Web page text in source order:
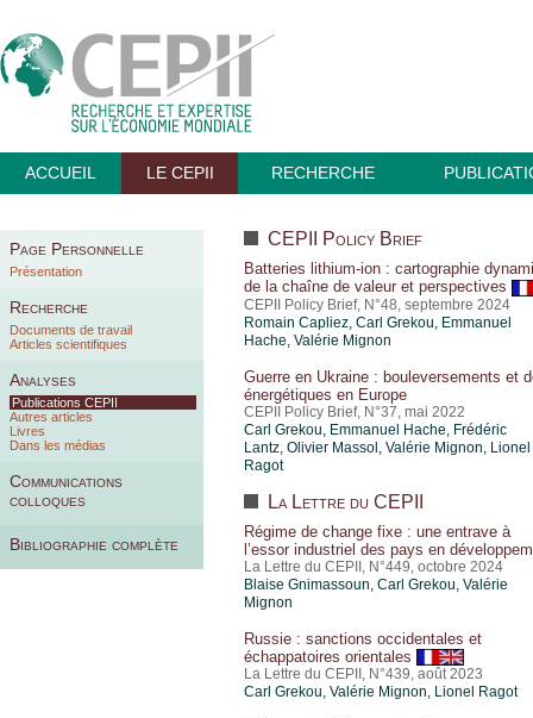
ACCUEIL LE CEPII RECHERCHE
Page Personnelle
Présentation
Recherche
Documents de travail
Articles scientifiques
Analyses
Publications CEPII
Autres articles
Livres
Dans les médias
Communications
colloques
Bibliographie complète
CEPII Policy Brief
Batteries lithium-ion : cartographie
de la chaîne de valeur et perspectives
CEPII Policy Brief, N°48, septembre 2024
Romain Capliez, Carl Grekou , Emmanuel
Hache, Valérie Mignon
Guerre en Ukraine : bouleversements et
énergétiques en Europe
CEPII Policy Brief, N°37, mai 2022
Carl Grekou , Emmanuel Hache, Frédéric
Lantz, Olivier Massol, Valérie Mignon Lionel
Ragot
La Lettre du CEPII
Régime de change fixe : une entrave à
l’essor industriel des pays en
La Lettre du CEPII, N°449, octobre 2024
Blaise Gnimassoun, Carl Grekou Valérie
Mignon
Russie : sanctions occidentales et
échappatoires orientales
La Lettre du CEPII, N°439, août 2023
Carl Grekou, Valérie Mignon, Lionel Ragot